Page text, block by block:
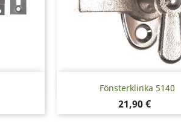
Fönsterklinka 5140
Pris
21,90 €
Snabbvy